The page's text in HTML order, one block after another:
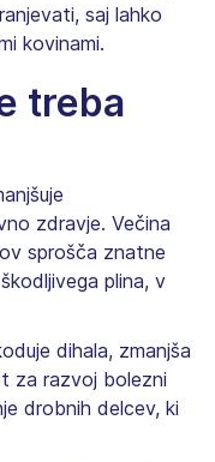
saj lahko
kovinami.
treba
zdravje. Večina
sprošča znatne
plina, v
dihala, zmanjša
za razvoj bolezni
drobnih delcev, ki